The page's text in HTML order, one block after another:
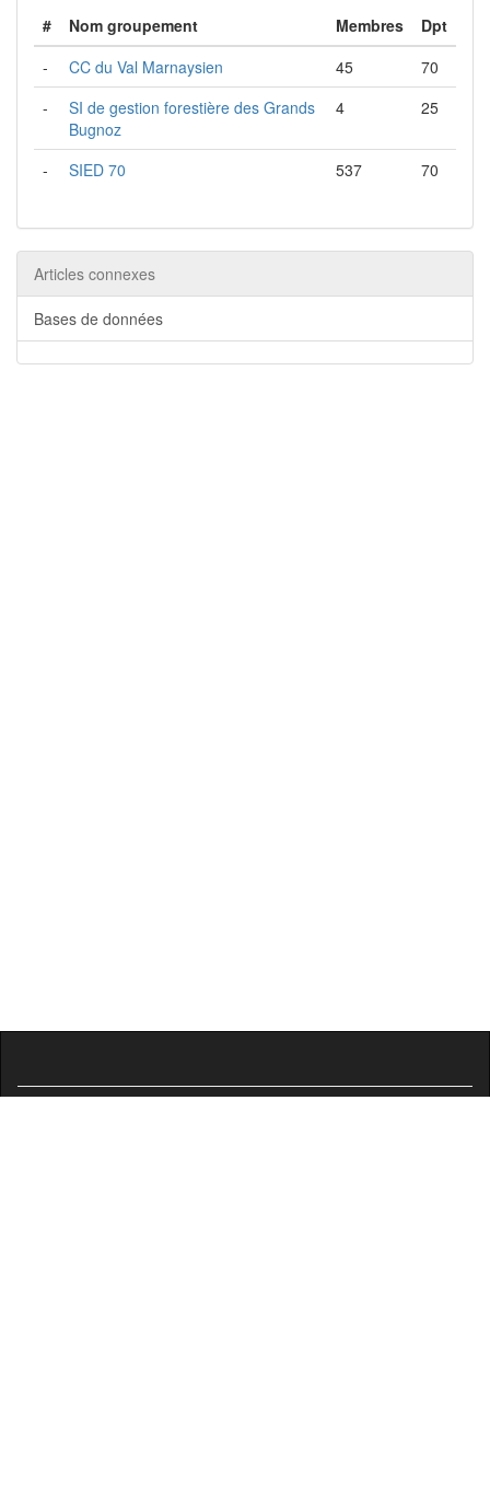
# Nom groupement Membres
Dpt
-
CC du Val Marnaysien 45
70
-
SI de gestion forestière des Grands
Bugnoz
4 25
- SIED 70 537 70
Articles connexes
Bases de données